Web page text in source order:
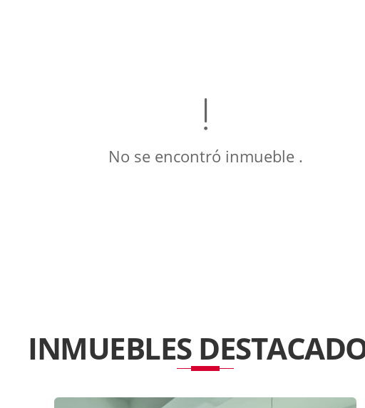
No se encontró inmueble .
INMUEBLES